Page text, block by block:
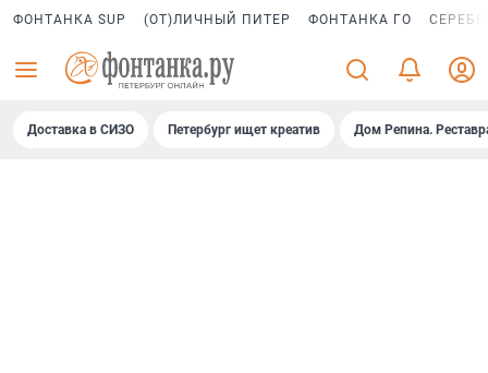
ФОНТАНКА SUP (ОТ)ЛИЧНЫЙ ПИТЕР ФОНТАНКА ГО
Доставка в СИЗО Петербург ищет креатив Дом Репина.